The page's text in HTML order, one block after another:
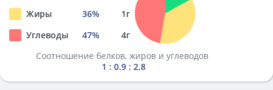
Жиры
36% 1г
Углеводы
47% 4г
Соотношение белков, жиров и углеводов
1 : 0.9 : 2.8